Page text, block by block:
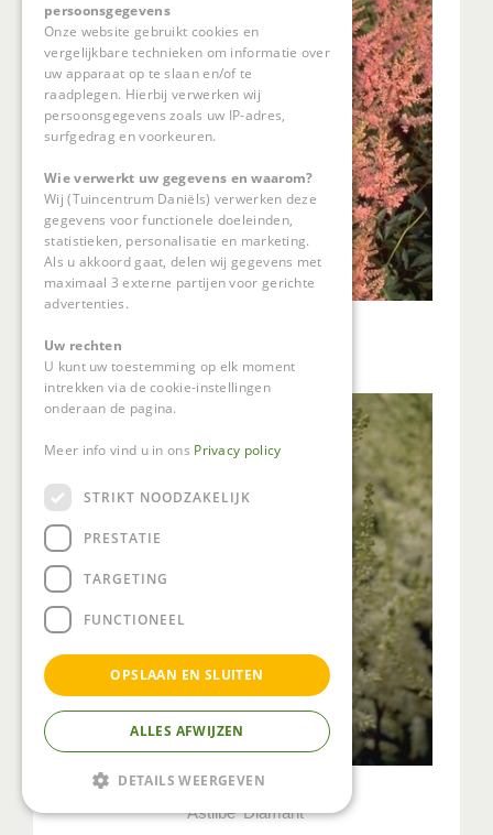
Spirea
Astilbe 'Diamant'
persoonsgegevens
Onze website gebruikt cookies en
vergelijkbare technieken om informatie over
uw apparaat op te slaan en/of te
raadplegen. Hierbij verwerken wij
persoonsgegevens zoals uw IP-adres,
surfgedrag en voorkeuren.
Wie verwerkt uw gegevens en waarom?
Wij (Tuincentrum Daniëls) verwerken deze
gegevens voor functionele doeleinden,
statistieken, personalisatie en marketing.
Als u akkoord gaat, delen wij gegevens met
maximaal 3 externe partijen voor gerichte
advertenties.
Uw rechten
U kunt uw toestemming op elk moment
intrekken via de cookie-instellingen
onderaan de pagina.
Meer info vind u in ons Privacy policy
STRIKT NOODZAKELIJK
PRESTATIE
TARGETING
FUNCTIONEEL
OPSLAAN EN SLUITEN
ALLES AFWIJZEN
DETAILS WEERGEVEN